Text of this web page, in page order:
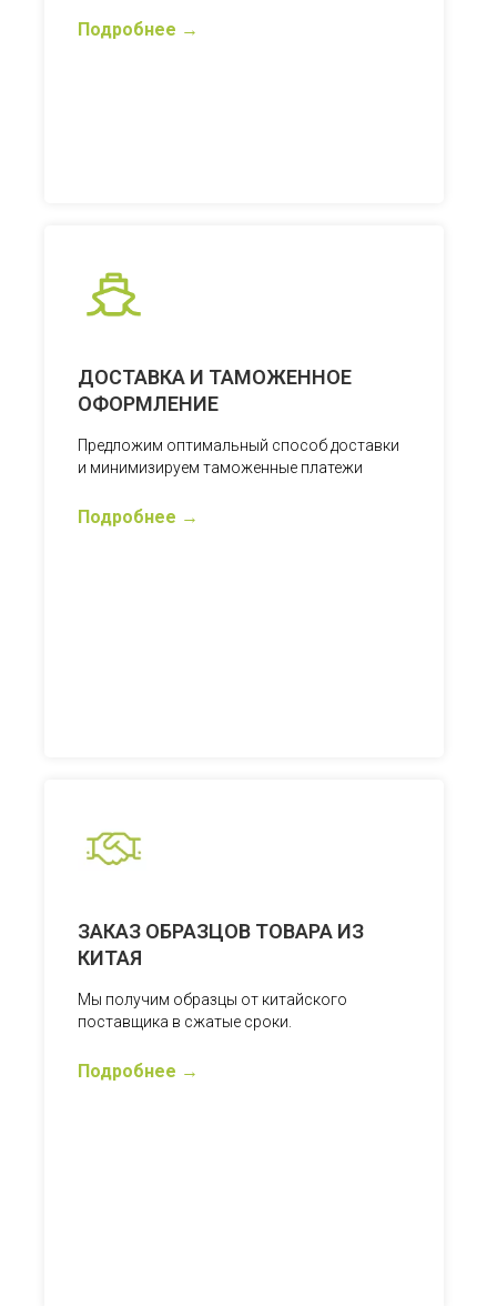
Подробнее
ДОСТАВКА И ТАМОЖЕННОЕ
ОФОРМЛЕНИЕ
Предложим оптимальный способ доставки
и минимизируем таможенные платежи
Подробнее
ЗАКАЗ ОБРАЗЦОВ ТОВАРА ИЗ
КИТАЯ
Мы получим образцы от китайского
поставщика в сжатые сроки.
Подробнее